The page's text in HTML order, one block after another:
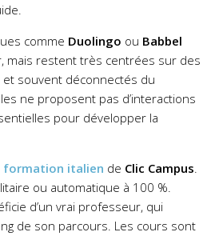
comme Duolingo ou Babbel
mais restent très centrées sur des
souvent déconnectés du
ne proposent pas d’interactions
pour développer la
formation italien de Clic Campus.
ou automatique à 100 %.
d’un vrai professeur, qui
de son parcours. Les cours sont